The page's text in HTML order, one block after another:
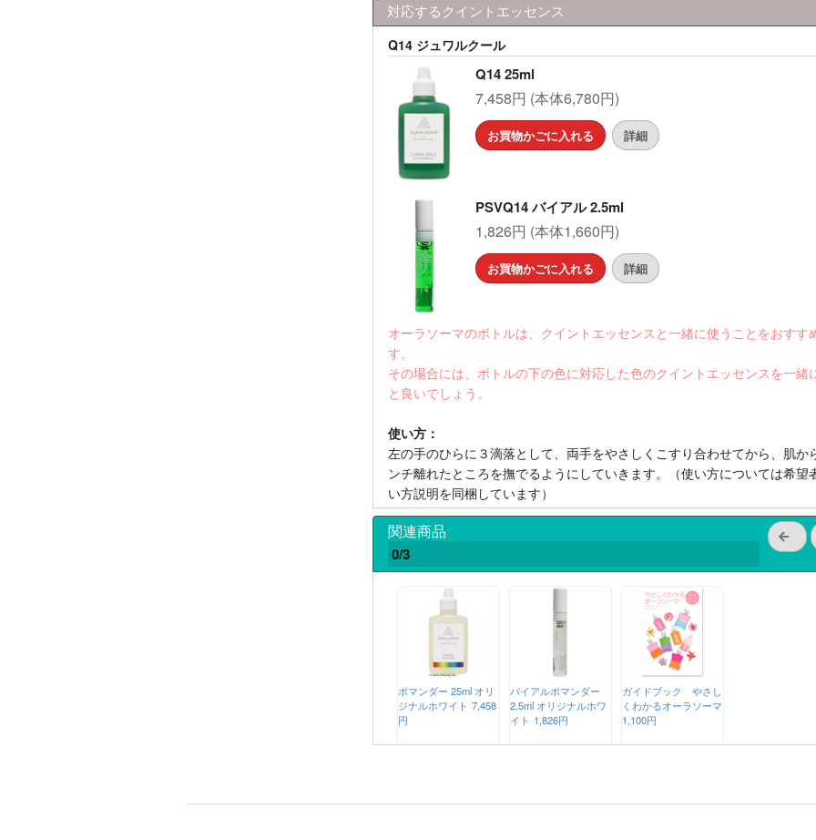
対応するクイントエッセンス
Q14 ジュワルクール
Q14 25ml
7,458円 (本体6,780円)
お買物かごに入れる 詳細
PSVQ14 バイアル 2.5ml
1,826円 (本体1,660円)
お買物かごに入れる 詳細
オーラソーマのボトルは、クイントエッセンスと一緒に使うことをおすす
す。
その場合には、ボトルの下の色に対応した色のクイントエッセンスを一緒
と良いでしょう。
使い方：
左の手のひらに３滴落として、両手をやさしくこすり合わせてから、肌か
ンチ離れたところを撫でるようにしていきます。（使い方については希望
い方説明を同梱しています）
関連商品
0/3
ポマンダー 25ml オリ
ジナルホワイト 7,458
円
バイアルポマンダー
2.5ml オリジナルホワ
イト 1,826円
ガイドブック やさし
くわかるオーラソーマ
1,100円